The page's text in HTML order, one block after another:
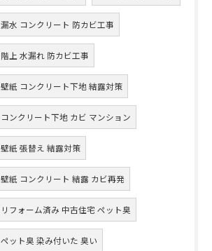
漏水 コンクリート 防カビ工事
階上 水漏れ 防カビ工事
壁紙 コンクリート下地 結露対策
コンクリート下地 カビ マンション
壁紙 張替え 結露対策
壁紙 コンクリート 結露 カビ再発
リフォーム済み 中古住宅 ペット臭
ペット臭 染み付いた 臭い